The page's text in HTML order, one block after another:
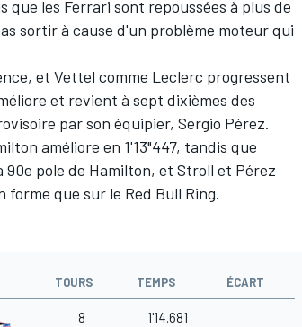
les Ferrari sont repoussées à plus de
sortir à cause d'un problème moteur qui
et Vettel comme Leclerc progressent
et revient à sept dixièmes des
par son équipier, Sergio Pérez.
améliore en 1'13"447, tandis que
pole de Hamilton, et Stroll et Pérez
que sur le Red Bull Ring.
TOURS TEMPS ÉCART
8 1'14.681